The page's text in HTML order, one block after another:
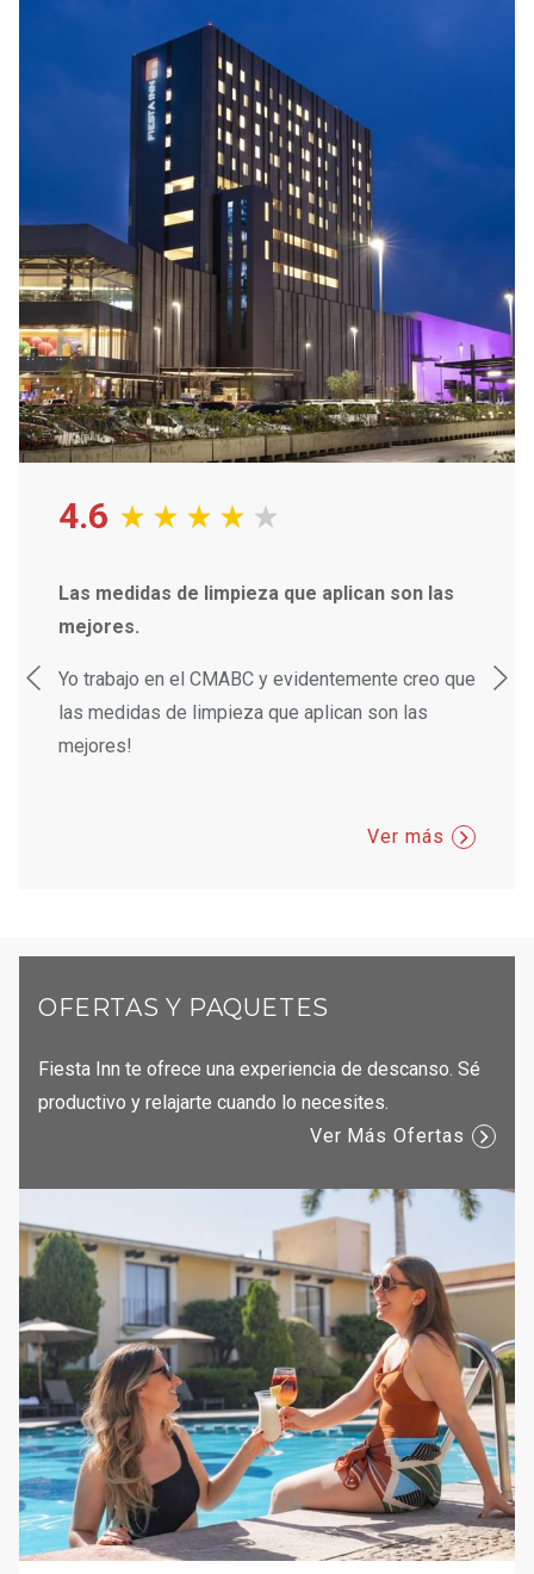
Disfruta sabrosos platillos en nuestro
quieres salir, cuentas con room service las 24 horas
Date un tiempo para ir al gimnasioo disfruta nadar en la
. Revisa tus pendientes en B-ON. Para tu
comodidad contamos con Bienvenida Digital, para que
realices tu check in de manera rápida y segura desde
nuestrosKioscos Digitales.
4.6
Las medidas de limpieza que aplican son las
mejores.
Yo trabajo en el CMABC y evidentemente creo que
las medidas de limpieza que aplican son las
mejores!
Ver más
OFERTAS Y PAQUETES
Fiesta Inn te ofrece una experiencia de descanso. Sé
productivo y relajarte cuando lo necesites.
Ver Más Ofertas